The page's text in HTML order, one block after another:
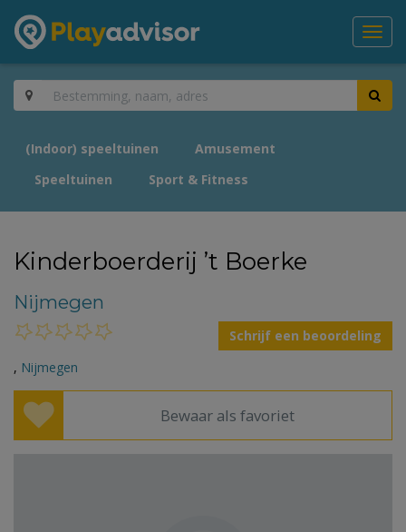
(Indoor) speeltuinen
Amusement
Speeltuinen
Sport & Fitness
Kinderboerderij ’t Boerke
Nijmegen
Schrijf een beoordeling
, Nijmegen
Bewaar als favoriet